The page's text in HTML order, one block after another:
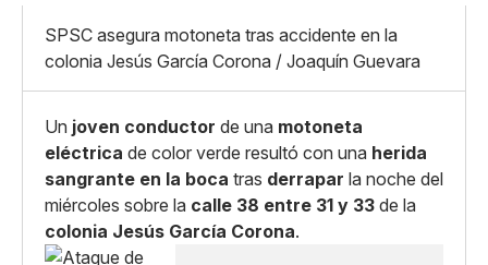
X
Whatsapp
Copiar enlace
Grande
SPSC asegura motoneta tras accidente en la
colonia Jesús García Corona / Joaquín Guevara
Un joven conductor de una motoneta
eléctrica de color verde resultó con una herida
sangrante en la boca tras derrapar la noche del
miércoles sobre la calle 38 entre 31 y 33 de la
colonia Jesús García Corona.